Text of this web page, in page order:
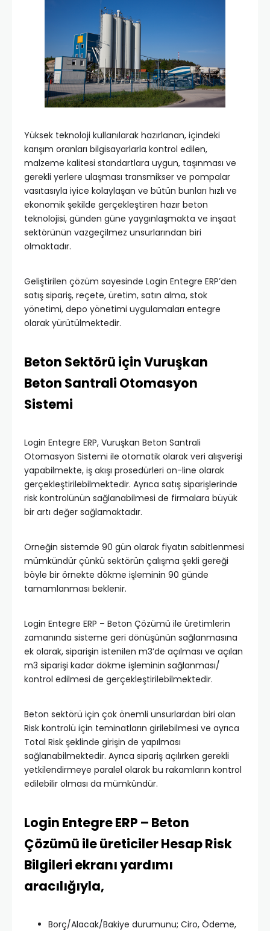
Yüksek teknoloji kullanılarak hazırlanan, içindeki
karışım oranları bilgisayarlarla kontrol edilen,
malzeme kalitesi standartlara uygun, taşınması ve
gerekli yerlere ulaşması transmikser ve pompalar
vasıtasıyla iyice kolaylaşan ve bütün bunları hızlı ve
ekonomik şekilde gerçekleştiren hazır beton
teknolojisi, günden güne yaygınlaşmakta ve inşaat
sektörünün vazgeçilmez unsurlarından biri
olmaktadır.
Geliştirilen çözüm sayesinde Login Entegre ERP’den
satış sipariş, reçete, üretim, satın alma, stok
yönetimi, depo yönetimi uygulamaları entegre
olarak yürütülmektedir.
Beton Sektörü için Vuruşkan
Beton Santrali Otomasyon
Sistemi
Login Entegre ERP, Vuruşkan Beton Santrali
Otomasyon Sistemi ile otomatik olarak veri alışverişi
yapabilmekte, iş akışı prosedürleri on-line olarak
gerçekleştirilebilmektedir. Ayrıca satış siparişlerinde
risk kontrolünün sağlanabilmesi de firmalara büyük
bir artı değer sağlamaktadır.
Örneğin sistemde 90 gün olarak fiyatın sabitlenmesi
mümkündür çünkü sektörün çalışma şekli gereği
böyle bir örnekte dökme işleminin 90 günde
tamamlanması beklenir.
Login Entegre ERP – Beton Çözümü ile üretimlerin
zamanında sisteme geri dönüşünün sağlanmasına
ek olarak, siparişin istenilen m3’de açılması ve açılan
m3 siparişi kadar dökme işleminin sağlanması/
kontrol edilmesi de gerçekleştirilebilmektedir.
Beton sektörü için çok önemli unsurlardan biri olan
Risk kontrolü için teminatların girilebilmesi ve ayrıca
Total Risk şeklinde girişin de yapılması
sağlanabilmektedir. Ayrıca sipariş açılırken gerekli
yetkilendirmeye paralel olarak bu rakamların kontrol
edilebilir olması da mümkündür.
Login Entegre ERP – Beton
Çözümü ile üreticiler Hesap Risk
Bilgileri ekranı yardımı
aracılığıyla,
Borç/Alacak/Bakiye durumunu; Ciro, Ödeme,